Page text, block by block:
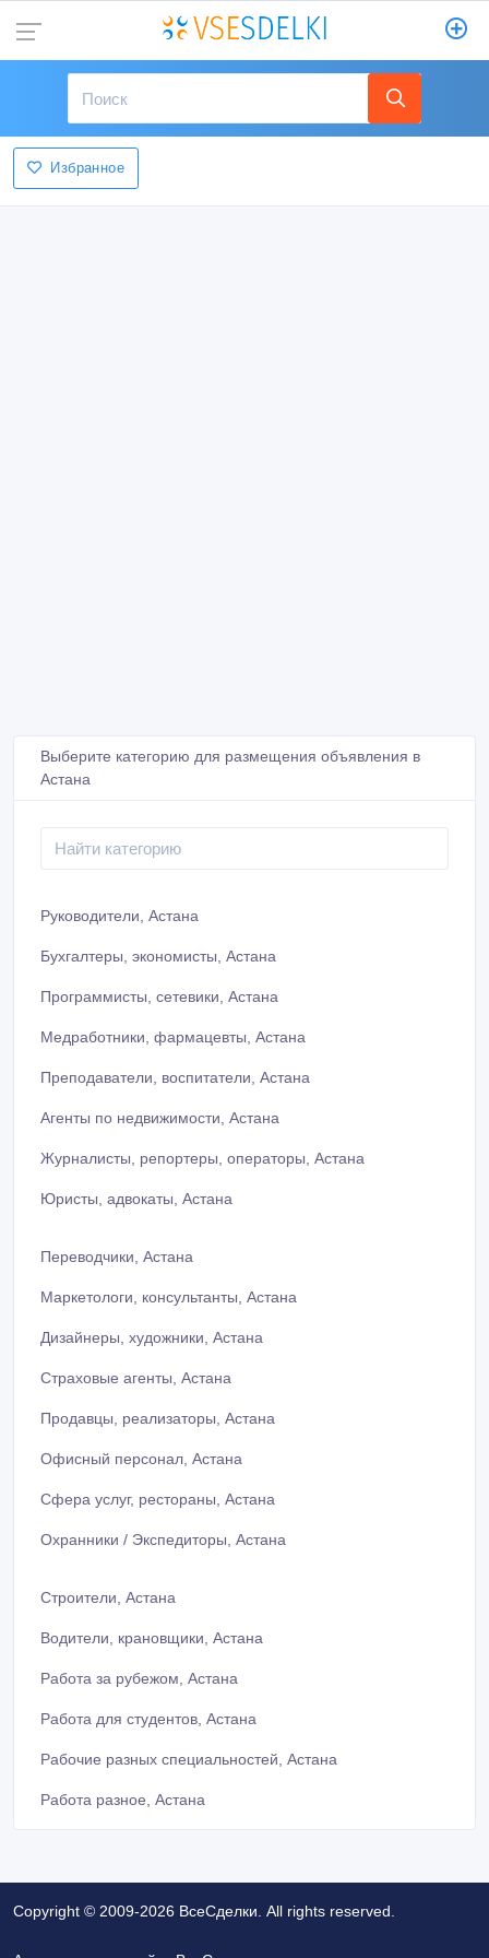
Избранное
Выберите категорию для размещения объявления в
Астана
Руководители, Астана
Бухгалтеры, экономисты, Астана
Программисты, сетевики, Астана
Медработники, фармацевты, Астана
Преподаватели, воспитатели, Астана
Агенты по недвижимости, Астана
Журналисты, репортеры, операторы, Астана
Юристы, адвокаты, Астана
Переводчики, Астана
Маркетологи, консультанты, Астана
Дизайнеры, художники, Астана
Страховые агенты, Астана
Продавцы, реализаторы, Астана
Офисный персонал, Астана
Сфера услуг, рестораны, Астана
Охранники / Экспедиторы, Астана
Строители, Астана
Водители, крановщики, Астана
Работа за рубежом, Астана
Работа для студентов, Астана
Рабочие разных специальностей, Астана
Работа разное, Астана
Copyright © 2009-2026 ВсеСделки. All rights reserved.